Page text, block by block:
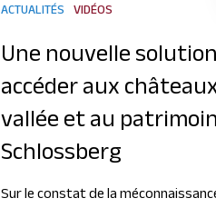
ACTUALITÉS VIDÉOS
Une nouvelle
accéder aux
vallée et au
Schlossberg
Sur le constat de la